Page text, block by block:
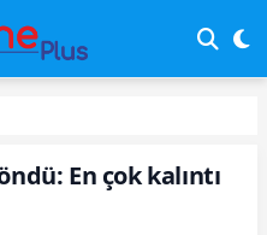
En çok kalıntı